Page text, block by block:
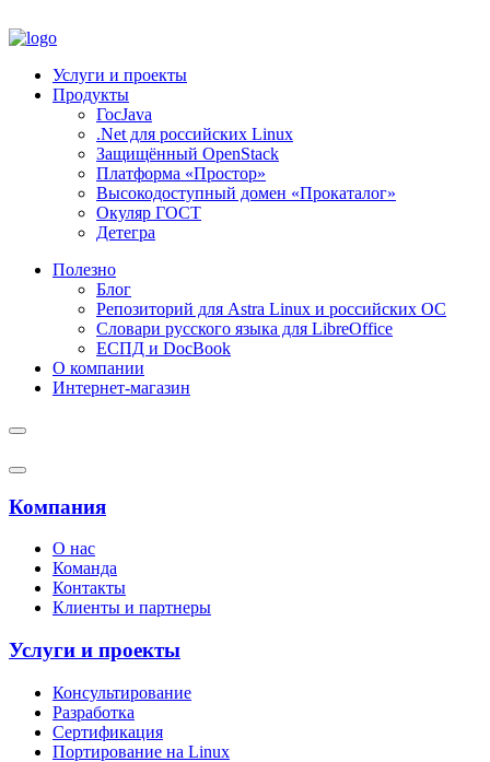
Услуги и проекты
Продукты
ГосJava
.Net для российских Linux
Защищённый OpenStack
Платформа «Простор»
Высокодоступный домен «Прокаталог»
Окуляр ГОСТ
Детегра
Полезно
Блог
Репозиторий для Astra Linux и российских ОС
Словари русского языка для LibreOffice
ЕСПД и DocBook
О компании
Интернет-магазин
Компания
О нас
Команда
Контакты
Клиенты и партнеры
Услуги и проекты
Консультирование
Разработка
Сертификация
Портирование на Linux